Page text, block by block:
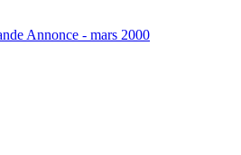
Annonce - mars 2000